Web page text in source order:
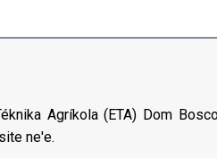
Agríkola (ETA) Dom
ne'e.